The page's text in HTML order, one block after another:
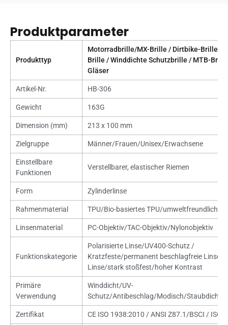
Produktparameter
Produkttyp
Motorradbrille/MX-Brille / Dirtbike-Brille /
Brille / Winddichte Schutzbrille / MTB-
Gläser
Artikel-Nr. HB-306
Gewicht 163G
Dimension (mm) 213 x 100 mm
Zielgruppe Männer/Frauen/Unisex/Erwachsene
Einstellbare
Funktionen
Verstellbarer, elastischer Riemen
Form Zylinderlinse
Rahmenmaterial TPU/Bio-basiertes TPU/umweltfreundlich
Linsenmaterial PC-Objektiv/TAC-Objektiv/Nylonobjektiv
Funktionskategorie
Polarisierte Linse/UV400-Schutz /
Kratzfeste/permanent beschlagfreie Linse/
Linse/stark stoßfest/hoher Kontrast
Primäre
Verwendung
Winddicht/UV-
Schutz/Antibeschlag/Modisch/Staubdicht/
Zertifikat CE ISO 1938:2010 / ANSI Z87.1/BSCI /